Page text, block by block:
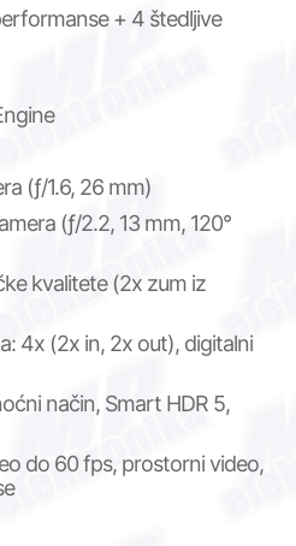
+ 4 štedljive
(ƒ/1.6, 26 mm)
(ƒ/2.2, 13 mm, 120°
kvalitete (2x zum iz
4x (2x in, 2x out), digitalni
način, Smart HDR 5,
do 60 fps, prostorni video,